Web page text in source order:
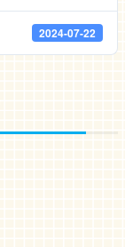
2024-07-22